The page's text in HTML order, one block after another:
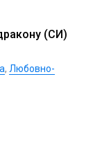
(СИ)
, Любовно-